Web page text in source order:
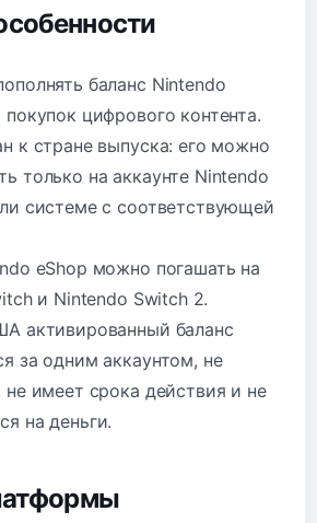
баланс Nintendo
цифрового контента.
к стране выпуска: его можно
только на аккаунте Nintendo
системе с соответствующей
eShop можно погашать на
и Nintendo Switch 2.
активированный баланс
за одним аккаунтом, не
не имеет срока действия и не
на деньги.